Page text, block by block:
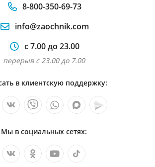
8-800-350-69-73
info@zaochnik.com
с 7.00 до 23.00
перерыв с 23.00 до 7.00
в клиентскую поддержку:
Мы в социальных сетях: